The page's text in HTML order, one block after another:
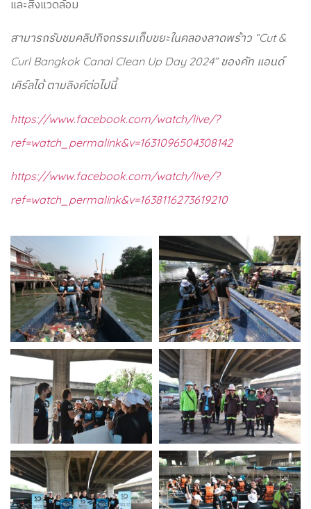
และสิ่งแวดล้อม
สามารถรับชมคลิปกิจกรรมเก็บขยะในคลองลาดพร้าว “Cut &
Curl Bangkok Canal Clean Up Day 2024” ของคัท แอนด์
เคิร์ลได้ ตามลิงค์ต่อไปนี้
https://www.facebook.com/watch/live/?
ref=watch_permalink&v=1631096504308142
https://www.facebook.com/watch/live/?
ref=watch_permalink&v=1638116273619210